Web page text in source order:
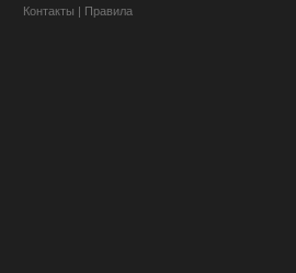
Контакты | Правила